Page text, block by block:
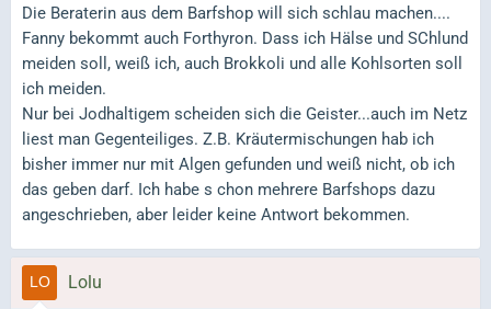
Die Beraterin aus dem Barfshop will sich schlau machen....
Fanny bekommt auch Forthyron. Dass ich Hälse und SChlund
meiden soll, weiß ich, auch Brokkoli und alle Kohlsorten soll
ich meiden.
Nur bei Jodhaltigem scheiden sich die Geister...auch im Netz
liest man Gegenteiliges. Z.B. Kräutermischungen hab ich
bisher immer nur mit Algen gefunden und weiß nicht, ob ich
das geben darf. Ich habe s chon mehrere Barfshops dazu
angeschrieben, aber leider keine Antwort bekommen.
Lolu